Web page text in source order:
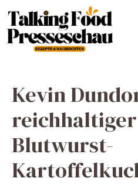
Inhalt
springen
Kevin
Blutwurst-